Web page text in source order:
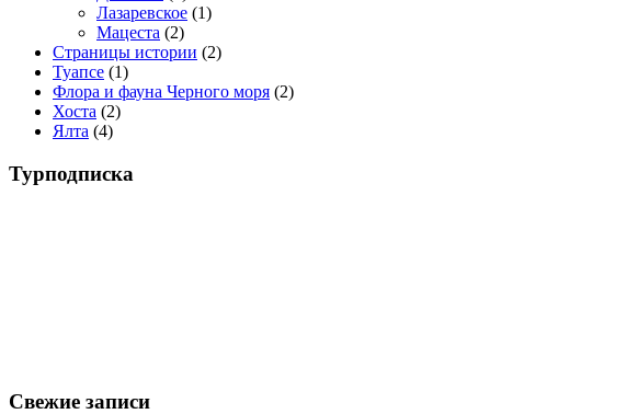
Лазаревское (1)
Мацеста (2)
Страницы истории (2)
Туапсе (1)
Флора и фауна Черного моря (2)
Хоста (2)
Ялта (4)
Турподписка
Свежие записи